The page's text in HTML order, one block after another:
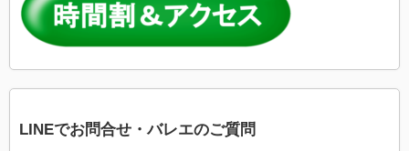
LINEでお問合せ・バレエのご質問